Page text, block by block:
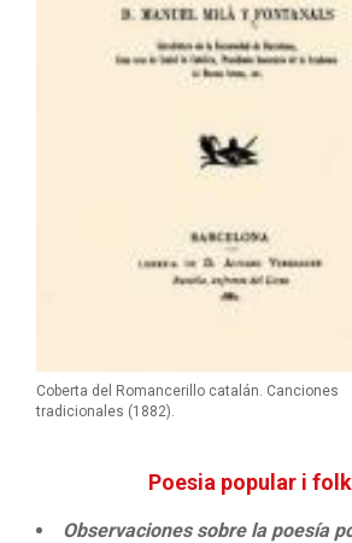
Coberta del Romancerillo catalán. Canciones
tradicionales (1882).
Poesia popular i
Observaciones sobre la poesía